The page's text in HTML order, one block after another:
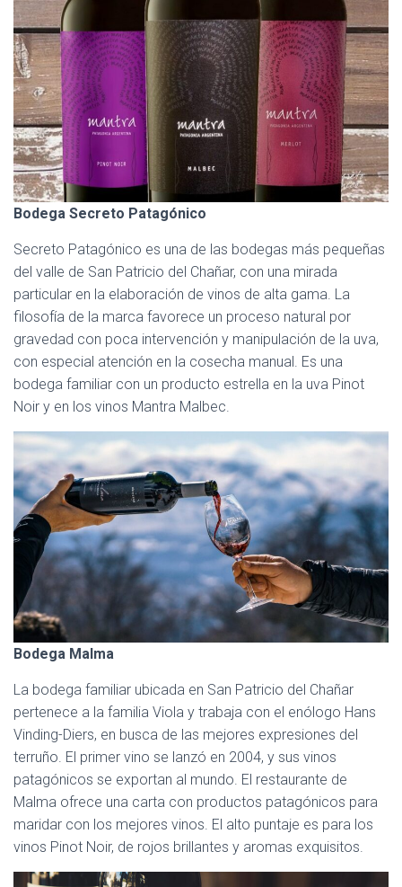
Bodega Secreto Patagónico
Secreto Patagónico es una de las bodegas más pequeñas
del valle de San Patricio del Chañar, con una mirada
particular en la elaboración de vinos de alta gama. La
filosofía de la marca favorece un proceso natural por
gravedad con poca intervención y manipulación de la uva,
con especial atención en la cosecha manual. Es una
bodega familiar con un producto estrella en la uva Pinot
Noir y en los vinos Mantra Malbec.
Bodega Malma
La bodega familiar ubicada en San Patricio del Chañar
pertenece a la familia Viola y trabaja con el enólogo Hans
Vinding-Diers, en busca de las mejores expresiones del
terruño. El primer vino se lanzó en 2004, y sus vinos
patagónicos se exportan al mundo. El restaurante de
Malma ofrece una carta con productos patagónicos para
maridar con los mejores vinos. El alto puntaje es para los
vinos Pinot Noir, de rojos brillantes y aromas exquisitos.